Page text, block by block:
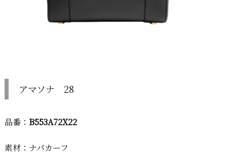
アマソナ 28
品番： B553A72X22
素材：ナパカーフ